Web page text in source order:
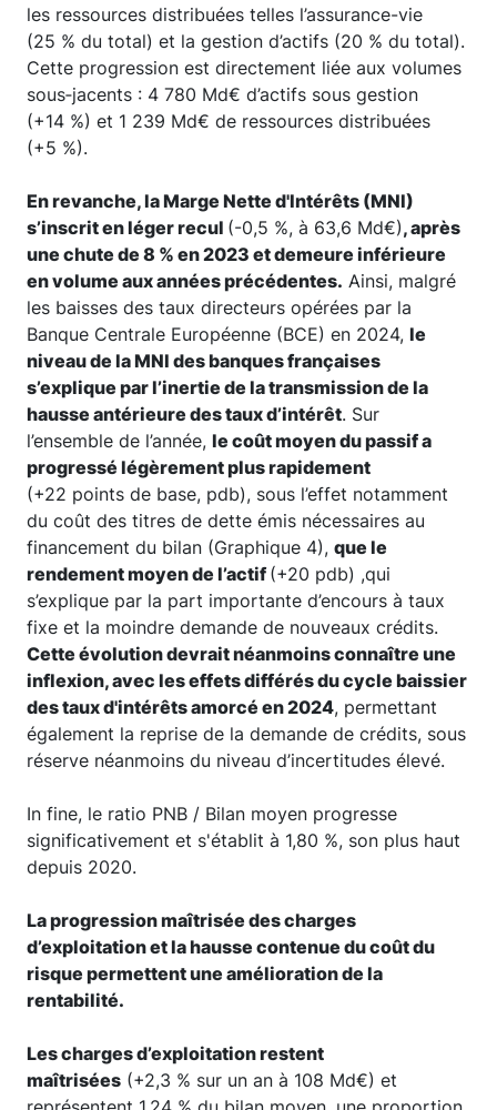
les ressources distribuées telles l’assurance-vie
(25 % du total) et la gestion d’actifs (20 % du total).
Cette progression est directement liée aux volumes
sous‑jacents : 4 780 Md€ d’actifs sous gestion
(+14 %) et 1 239 Md€ de ressources distribuées
(+5 %).
En revanche, la Marge Nette d'Intérêts (MNI)
s’inscrit en léger recul (-0,5 %, à 63,6 Md€), après
une chute de 8 % en 2023 et demeure inférieure
en volume aux années précédentes. Ainsi, malgré
les baisses des taux directeurs opérées par la
Banque Centrale Européenne (BCE) en 2024, le
niveau de la MNI des banques françaises
s’explique par l’inertie de la transmission de la
hausse antérieure des taux d’intérêt. Sur
l’ensemble de l’année, le coût moyen du passif a
progressé légèrement plus rapidement
(+22 points de base, pdb), sous l’effet notamment
du coût des titres de dette émis nécessaires au
financement du bilan (Graphique 4), que le
rendement moyen de l’actif(+20 pdb) ,qui
s’explique par la part importante d’encours à taux
fixe et la moindre demande de nouveaux crédits.
Cette évolution devrait néanmoins connaître une
inflexion, avec les effets différés du cycle baissier
des taux d'intérêts amorcé en 2024, permettant
également la reprise de la demande de crédits, sous
réserve néanmoins du niveau d’incertitudes élevé.
In fine, le ratio PNB / Bilan moyen progresse
significativement et s'établit à 1,80 %, son plus haut
depuis 2020.
La progression maîtrisée des charges
d’exploitation et la hausse contenue du coût du
risque permettent une amélioration de la
rentabilité.
Les charges d’exploitation restent
maîtrisées (+2,3 % sur un an à 108 Md€) et